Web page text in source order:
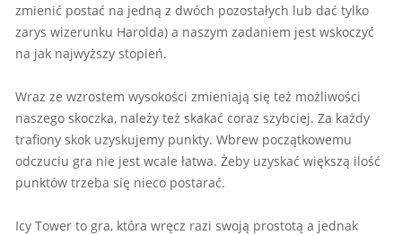
zmienić postać na jedną z dwóch pozostałych lub dać tylko
zarys wizerunku Harolda) a naszym zadaniem jest wskoczyć
na jak najwyższy stopień.
Wraz ze wzrostem wysokości zmieniają się też możliwości
naszego skoczka, należy też skakać coraz szybciej. Za każdy
trafiony skok uzyskujemy punkty. Wbrew początkowemu
odczuciu gra nie jest wcale łatwa. Żeby uzyskać większą ilość
punktów trzeba się nieco postarać.
Icy Tower to gra, która wręcz razi swoją prostotą a jednak